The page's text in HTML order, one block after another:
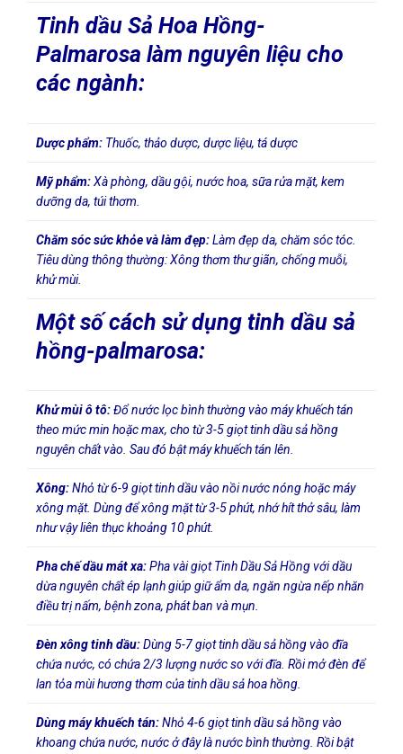
Tinh dầu Sả Hoa Hồng-
Palmarosa làm nguyên liệu cho
các ngành:
Dược phẩm: Thuốc, thảo dược, dược liệu, tá dược
Mỹ phẩm:Xà phòng, dầu gội, nước hoa, sữa rửa mặt, kem
dưỡng da, túi thơm.
Chăm sóc sức khỏe và làm đẹp:Làm đẹp da, chăm sóc tóc.
Tiêu dùng thông thường: Xông thơm thư giãn, chống muỗi,
khử mùi.
Một số cách sử dụng tinh dầu sả
hồng-palmarosa:
Khử mùi ô tô:Đổ nước lọc bình thường vào máy khuếch tán
theo mức min hoặc max, cho từ 3-5 giọt tinh dầu sả hồng
nguyên chất vào. Sau đó bật máy khuếch tán lên.
Xông:Nhỏ từ 6-9 giọt tinh dầu vào nồi nước nóng hoặc máy
xông mặt. Dùng để xông mặt từ 3-5 phút, nhớ hít thở sâu, làm
như vậy liên thục khoảng 10 phút.
Pha chế dầu mát xa:Pha vài giọt Tinh Dầu Sả Hồng với dầu
dừa nguyên chất ép lạnh giúp giữ ẩm da, ngăn ngừa nếp nhăn
điều trị nấm, bệnh zona, phát ban và mụn.
Đèn xông tinh dầu:Dùng 5-7 giọt tinh dầu sả hồng vào đĩa
chứa nước, có chứa 2/3 lượng nước so với đĩa. Rồi mở đèn để
lan tỏa mùi hương thơm của tinh dầu sả hoa hồng.
Dùng máy khuếch tán:Nhỏ 4-6 giọt tinh dầu sả hồng vào
khoang chứa nước, nước ở đây là nước bình thường. Rồi bật